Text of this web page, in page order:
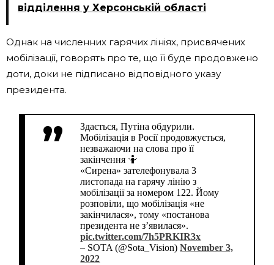
відділення у Херсонській області
Однак на численних гарячих лініях, присвячених
мобілізації, говорять про те, що її буде продовжено
доти, доки не підписано відповідного указу
президента.
Здається, Путіна обдурили.
Мобілізація в Росії продовжується,
незважаючи на слова про її
закінчення 🤷
«Сирена» зателефонувала 3
листопада на гарячу лінію з
мобілізації за номером 122. Йому
розповіли, що мобілізація «не
закінчилася», тому «постанова
президента не з’явилася».
pic.twitter.com/7h5PRKIR3x
– SOTA (@Sota_Vision)November 3,
2022